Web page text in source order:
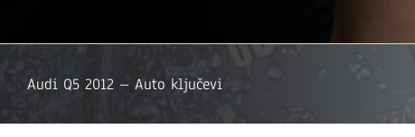
Audi Q5 2012 – Auto ključevi